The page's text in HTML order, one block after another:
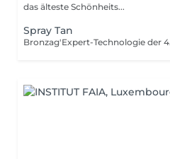
das älteste Schönheits...
Spray Tan